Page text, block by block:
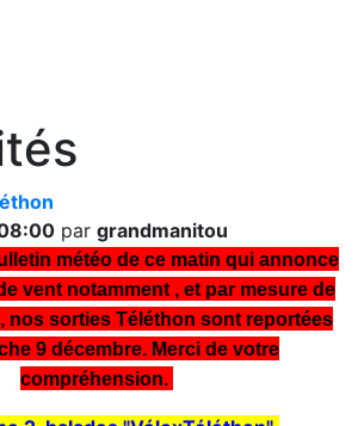
par grandmanitou
météo de ce matin qui annonce
vent notamment , et par mesure de
nos sorties Téléthon sont reportées
9 décembre. Merci de votre
compréhension.